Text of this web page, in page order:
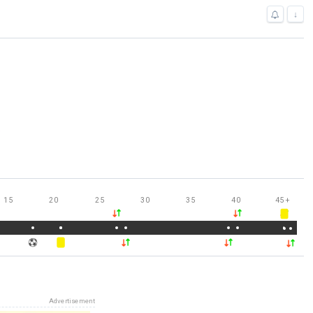
↓
15 20 25 30 35 40 45 +
Advertisement